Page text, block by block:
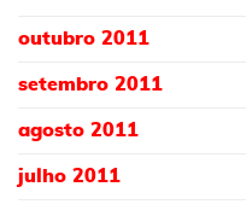
outubro 2011
setembro 2011
agosto 2011
julho 2011